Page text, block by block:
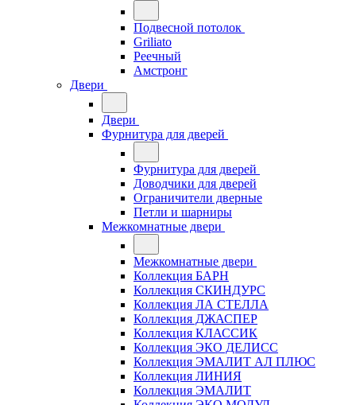
Подвесной потолок
Griliato
Реечный
Амстронг
Двери
Двери
Фурнитура для дверей
Фурнитура для дверей
Доводчики для дверей
Ограничители дверные
Петли и шарниры
Межкомнатные двери
Межкомнатные двери
Коллекция БАРН
Коллекция СКИНДУРС
Коллекция ЛА СТЕЛЛА
Коллекция ДЖАСПЕР
Коллекция КЛАССИК
Коллекция ЭКО ДЕЛИСС
Коллекция ЭМАЛИТ АЛ ПЛЮС
Коллекция ЛИНИЯ
Коллекция ЭМАЛИТ